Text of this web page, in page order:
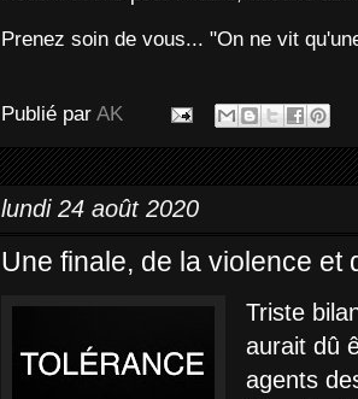
Prenez soin de vous... "On ne vit
Publié par AK
lundi 24 août 2020
Une finale, de la violence et
Triste
aurait dû
agents